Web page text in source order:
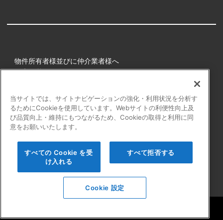
物件所有者様並びに仲介業者様へ
健康経営
プライバシーポリシー
障害者の表記について
よくある質問
当サイトでは、サイトナビゲーションの強化・利用状況を分析す
るためにCookieを使用しています。Webサイトの利便性向上及
び品質向上・維持にもつながるため、Cookieの取得と利用に同
意をお願いいたします。
すべての Cookie を受
け入れる
すべて拒否する
Cookie 設定